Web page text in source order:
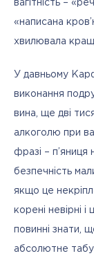
вагітність –
«написана
хвилювала
У давньому
виконання
вина, ще дві
алкоголю при
фразі – п’яниця
безпечність
якщо це
корені невірні
повинні знати,
абсолютне табу.